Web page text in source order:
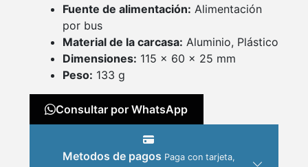
Fuente de alimentación: Alimentación
por bus
Material de la carcasa: Aluminio, Plástico
Dimensiones: 115 x 60 x 25 mm
Peso: 133 g
Consultar por WhatsApp
Metodos de pagos Paga con tarjeta,